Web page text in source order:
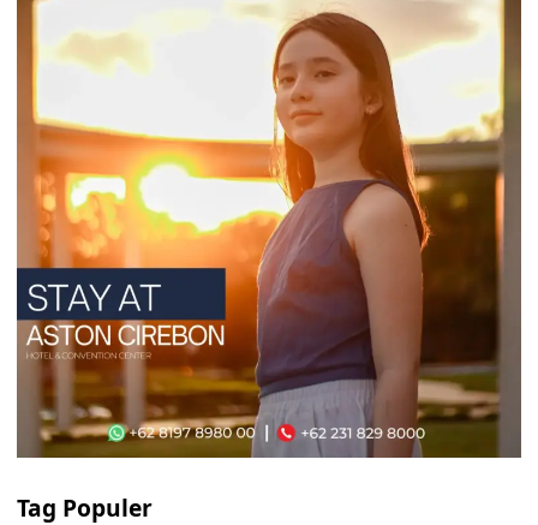
Tag Populer